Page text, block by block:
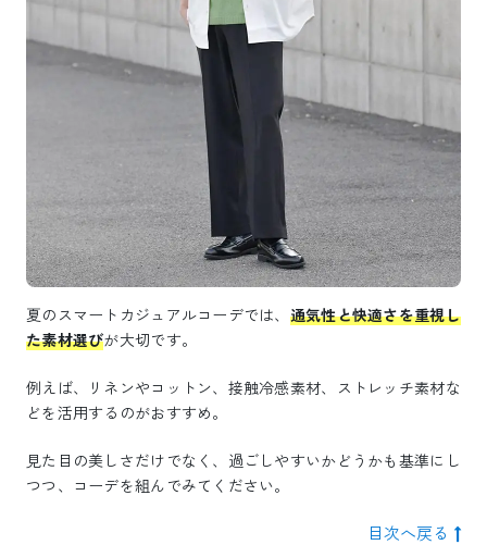
夏のスマートカジュアルコーデでは、 通気性と快適さを重視し
た素材選びが大切です。
例えば、リネンやコットン、接触冷感素材、ストレッチ素材な
どを活用するのがおすすめ。
見た目の美しさだけでなく、過ごしやすいかどうかも基準にし
つつ、コーデを組んでみてください。
目次へ戻る